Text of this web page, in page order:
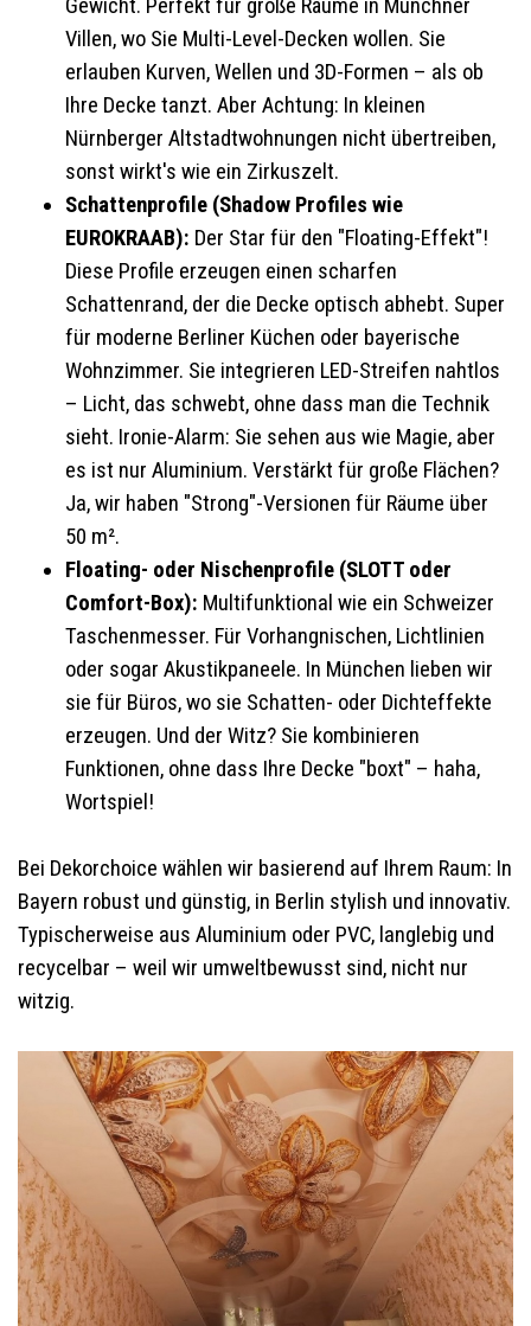
Gewicht. Perfekt für große Räume in Münchner
Villen, wo Sie Multi-Level-Decken wollen. Sie
erlauben Kurven, Wellen und 3D-Formen – als ob
Ihre Decke tanzt. Aber Achtung: In kleinen
Nürnberger Altstadtwohnungen nicht übertreiben,
sonst wirkt's wie ein Zirkuszelt.
Schattenprofile (Shadow Profiles wie
EUROKRAAB): Der Star für den "Floating-Effekt"!
Diese Profile erzeugen einen scharfen
Schattenrand, der die Decke optisch abhebt. Super
für moderne Berliner Küchen oder bayerische
Wohnzimmer. Sie integrieren LED-Streifen nahtlos
– Licht, das schwebt, ohne dass man die Technik
sieht. Ironie-Alarm: Sie sehen aus wie Magie, aber
es ist nur Aluminium. Verstärkt für große Flächen?
Ja, wir haben "Strong"-Versionen für Räume über
50 m².
Floating- oder Nischenprofile (SLOTT oder
Comfort-Box): Multifunktional wie ein Schweizer
Taschenmesser. Für Vorhangnischen, Lichtlinien
oder sogar Akustikpaneele. In München lieben wir
sie für Büros, wo sie Schatten- oder Dichteffekte
erzeugen. Und der Witz? Sie kombinieren
Funktionen, ohne dass Ihre Decke "boxt" – haha,
Wortspiel!
Bei Dekorchoice wählen wir basierend auf Ihrem Raum: In
Bayern robust und günstig, in Berlin stylish und innovativ.
Typischerweise aus Aluminium oder PVC, langlebig und
recycelbar – weil wir umweltbewusst sind, nicht nur
witzig.